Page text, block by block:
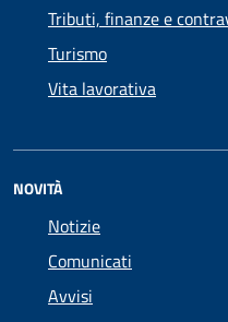
Tributi, finanze e
Turismo
Vita lavorativa
NOVITÀ
Notizie
Comunicati
Avvisi